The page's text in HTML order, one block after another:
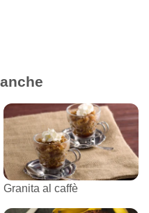
Granita al caffè